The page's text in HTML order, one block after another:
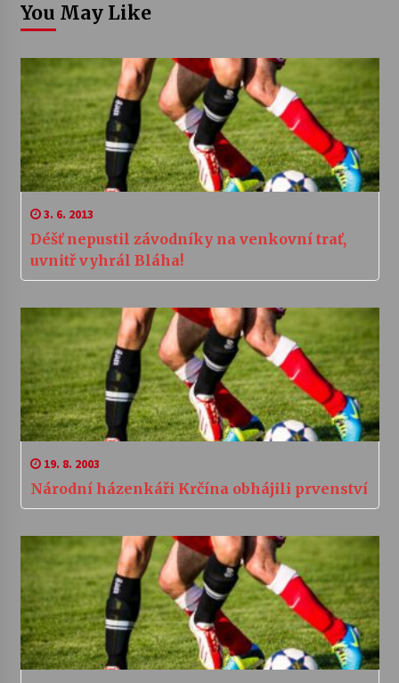
You May Like
3. 6. 2013
Déšť nepustil závodníky na venkovní trať,
uvnitř vyhrál Bláha!
19. 8. 2003
Národní házenkáři Krčína obhájili prvenství